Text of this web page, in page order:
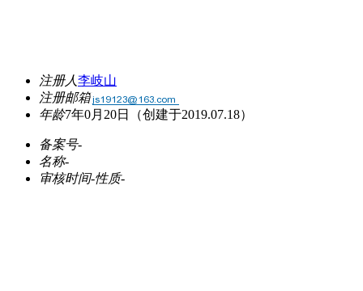
注册人李岐山
注册邮箱
年龄7年0月20日 （创建于2019.07.18）
备案号-
名称-
审核时间-性质-